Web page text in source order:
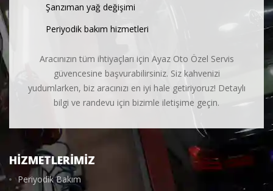
Şanzıman yağ değişimi
Periyodik bakım hizmetleri
Aracınızın tüm ihtiyaçları için Ayaz Oto Özel Servis
güvencesine başvurabilirsiniz. Siz kahvenizi
yudumlarken, biz aracınızı en iyi hale getiriyoruz! Detaylı
bilgi ve randevu için bizimle iletişime geçin.
HIZMETLERIMIZ
Periyodik Bakım